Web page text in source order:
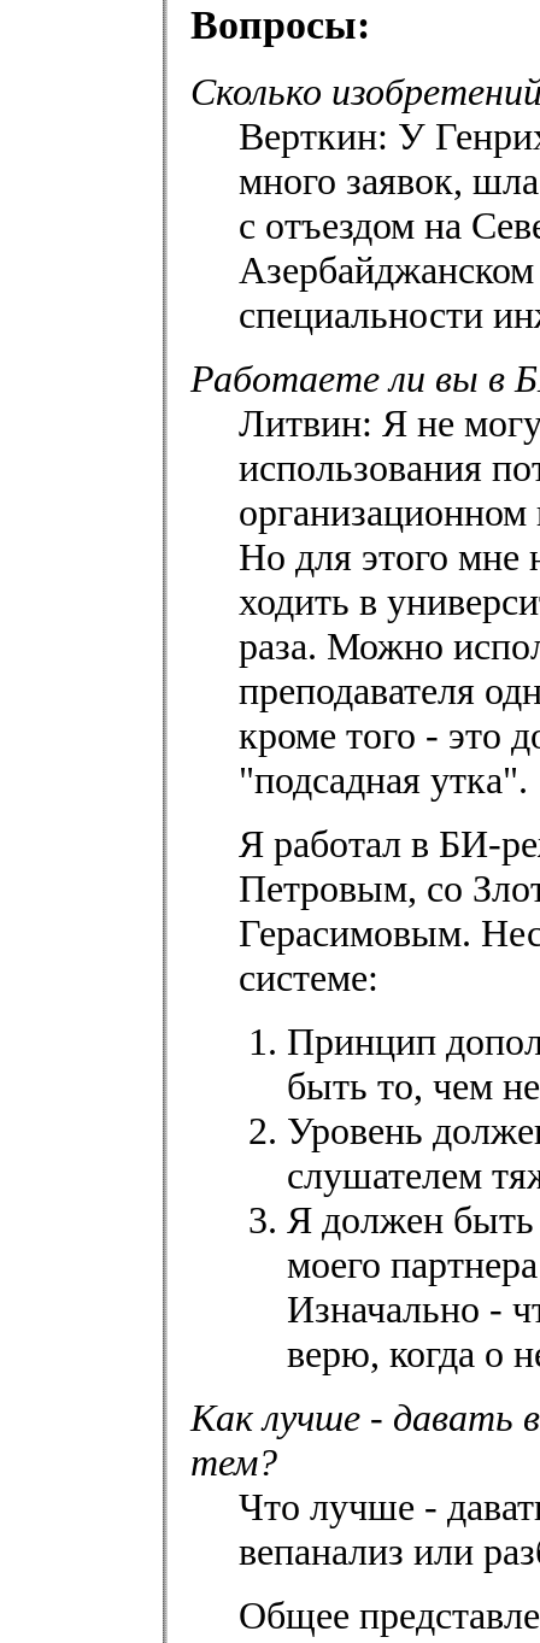
Вопросы:
Сколько
Верткин: У
много заявок,
с отъездом на
специальности
Работаете ли вы в
Литвин: Я не
использования
Но для этого мне
ходить в
раза. Можно
преподавателя
кроме того - это
"подсадная утка".
Я работал в БИ-
Петровым, со
Герасимовым.
системе:
Принцип
быть то, чем
Уровень
слушателем
Я должен быть
моего
Изначально -
верю, когда о
Как лучше - давать
тем?
Что лучше -
вепанализ или
Общее